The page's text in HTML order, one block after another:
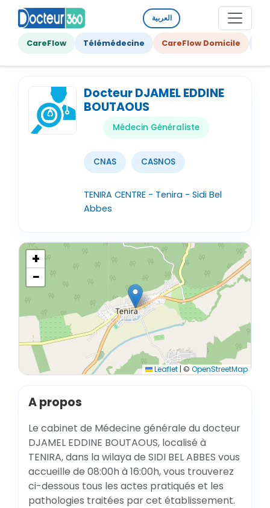
العربية
CareFlow Télémédecine CareFlow Domicile
Docteur DJAMEL EDDINE
BOUTAOUS
Médecin Généraliste
CNAS CASNOS
TENIRA CENTRE - Tenira - Sidi Bel
Abbes
+
−
Leaflet | © OpenStreetMap
A propos
Le cabinet de Médecine générale du docteur
DJAMEL EDDINE BOUTAOUS, localisé à
TENIRA, dans la wilaya de SIDI BEL ABBES vous
accueille de 08:00h à 16:00h, vous trouverez
ci-dessous tous les actes pratiqués et les
pathologies traitées par cet établissement.